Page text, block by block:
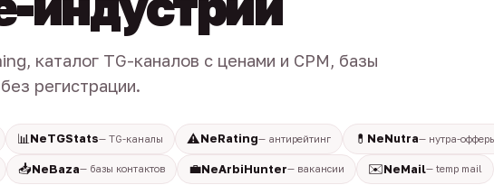
каталог TG-каналов с ценами и CPM, базы
регистрации.
📊 NeTGStats— TG-каналы ⚠️NeRating— антирейтинг 💊 NeNutra— нутра-
📥NeBaza— базы контактов 💼NeArbiHunter— вакансии ✉️NeMail— temp mail